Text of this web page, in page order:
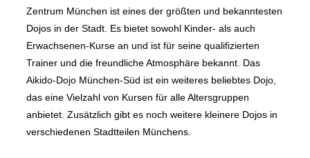
Zentrum München ist eines der größten und bekanntesten
Dojos in der Stadt. Es bietet sowohl Kinder- als auch
Erwachsenen-Kurse an und ist für seine qualifizierten
Trainer und die freundliche Atmosphäre bekannt. Das
Aikido-Dojo München-Süd ist ein weiteres beliebtes Dojo,
das eine Vielzahl von Kursen für alle Altersgruppen
anbietet. Zusätzlich gibt es noch weitere kleinere Dojos in
verschiedenen Stadtteilen Münchens.